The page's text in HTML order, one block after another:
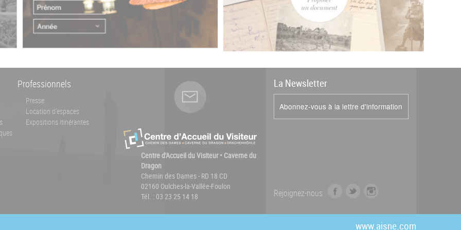
Professionnels
Presse
Location d'espaces
Expositions itinérantes
Centre d'Accueil du Visiteur • Caverne du
Dragon
Chemin des Dames - RD 18 CD
02160 Oulches-la-Vallée-Foulon
Tél. : 03 23 25 14 18
La Newsletter
Abonnez-vous à la lettre d'information
Rejoignez-nous
t
www.aisne.com